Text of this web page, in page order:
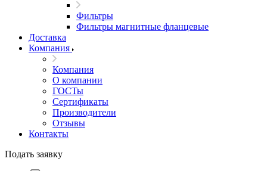
Фильтры
Фильтры магнитные фланцевые
Доставка
Компания
Компания
О компании
ГОСТы
Сертификаты
Производители
Отзывы
Контакты
Подать заявку